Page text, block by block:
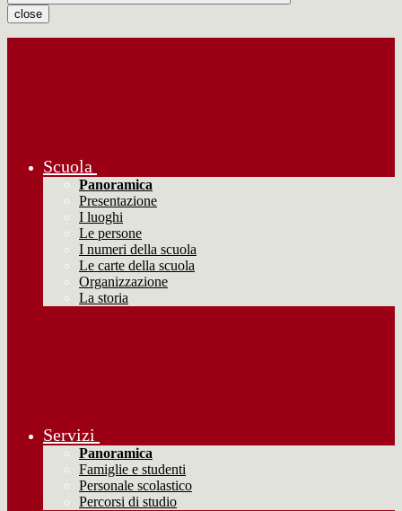
close
Scuola
Panoramica
Presentazione
I luoghi
Le persone
I numeri della scuola
Le carte della scuola
Organizzazione
La storia
Servizi
Panoramica
Famiglie e studenti
Personale scolastico
Percorsi di studio